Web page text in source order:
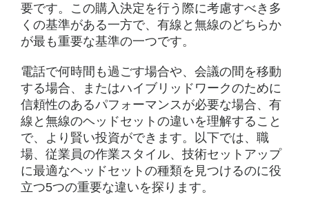
要です。この購入決定を行う際に考慮すべき多
くの基準がある一方で、有線と無線のどちらか
が最も重要な基準の一つです。
電話で何時間も過ごす場合や、会議の間を移動
する場合、またはハイブリッドワークのために
信頼性のあるパフォーマンスが必要な場合、有
線と無線のヘッドセットの違いを理解すること
で、より賢い投資ができます。以下では、職
場、従業員の作業スタイル、技術セットアップ
に最適なヘッドセットの種類を見つけるのに役
立つ5つの重要な違いを探ります。